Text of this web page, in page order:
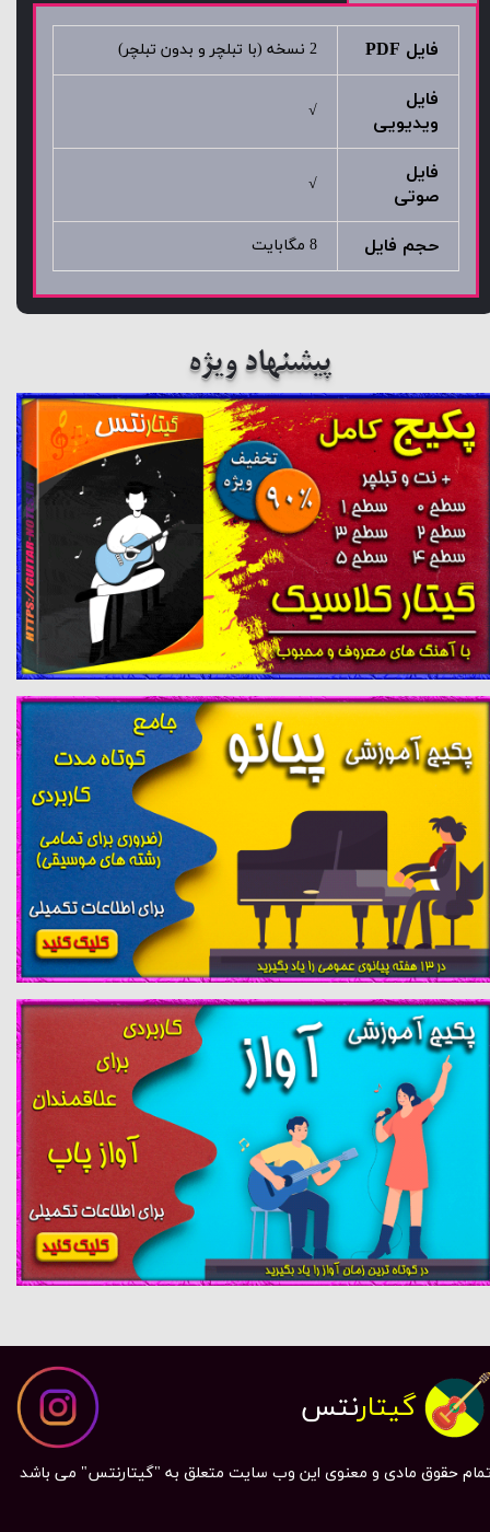
فایل PDF 2 نسخه (با تبلچر و بدون تبلچر)
فایل
ویدیویی
√
فایل
صوتی
√
حجم فایل 8 مگابایت
پیشنهاد ویژه
حقوق مادی و معنوی این وب سایت متعلق به "گیتارنتس" می باشد
گیتارنتس